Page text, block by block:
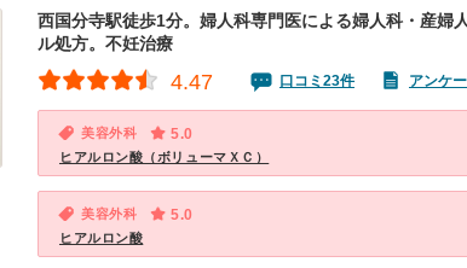
西国分寺駅徒歩1分。婦人科専門医による婦人科・産婦
ル処方。不妊治療
4.47 口コミ23件 アンケ
美容外科 5.0
ヒアルロン酸（ボリューマＸＣ）
美容外科 5.0
ヒアルロン酸